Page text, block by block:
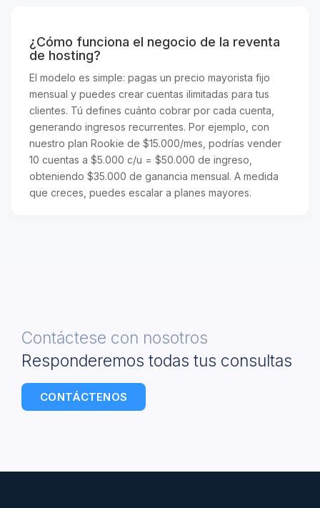
¿Cómo funciona el negocio de la reventa
de hosting?
El modelo es simple: pagas un precio mayorista fijo
mensual y puedes crear cuentas ilimitadas para tus
clientes. Tú defines cuánto cobrar por cada cuenta,
generando ingresos recurrentes. Por ejemplo, con
nuestro plan Rookie de $15.000/mes, podrías vender
10 cuentas a $5.000 c/u = $50.000 de ingreso,
obteniendo $35.000 de ganancia mensual. A medida
que creces, puedes escalar a planes mayores.
Contáctese con nosotros
Responderemos todas tus consultas
CONTÁCTENOS